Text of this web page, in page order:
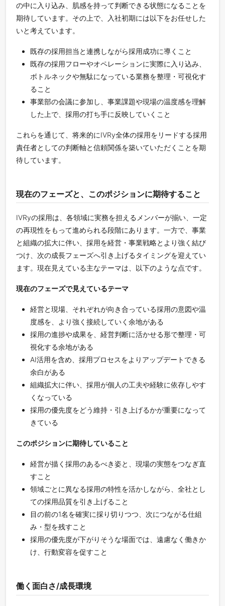
の中に入り込み、肌感を持って判断できる状態になることを
期待しています。その上で、入社初期には以下をお任せした
いと考えています。
既存の採用担当と連携しながら採用成功に導くこと
既存の採用フローやオペレーションに実際に入り込み、
ボトルネックや無駄になっている業務を整理・可視化す
ること
事業部の会議に参加し、事業課題や現場の温度感を理解
した上で、採用の打ち手に反映していくこと
これらを通じて、将来的にIVRy全体の採用をリードする採用
責任者としての判断軸と信頼関係を築いていただくことを期
待しています。
現在のフェーズと、このポジションに期待すること
IVRyの採用は、各領域に実務を担えるメンバーが揃い、一定
の再現性をもって進められる段階にあります。一方で、事業
と組織の拡大に伴い、採用を経営・事業戦略とより強く結び
つけ、次の成長フェーズへ引き上げるタイミングを迎えてい
ます。現在見えている主なテーマは、以下のような点です。
現在のフェーズで見えているテーマ
経営と現場、それぞれが向き合っている採用の意図や温
度感を、より強く接続していく余地がある
採用の進捗や成果を、経営判断に活かせる形で整理・可
視化する余地がある
AI活用を含め、採用プロセスをよりアップデートできる
余白がある
組織拡大に伴い、採用が個人の工夫や経験に依存しやす
くなっている
採用の優先度をどう維持・引き上げるかが重要になって
きている
このポジションに期待していること
経営が描く採用のあるべき姿と、現場の実態をつなぎ直
すこと
領域ごとに異なる採用の特性を活かしながら、全社とし
ての採用品質を引き上げること
目の前の1名を確実に採り切りつつ、次につながる仕組
み・型を残すこと
採用の優先度が下がりそうな場面では、遠慮なく働きか
け、行動変容を促すこと
働く面白さ/成長環境